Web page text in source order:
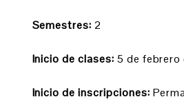
Semestres:2
Inicio de clases: 5 de
Inicio de inscripciones: